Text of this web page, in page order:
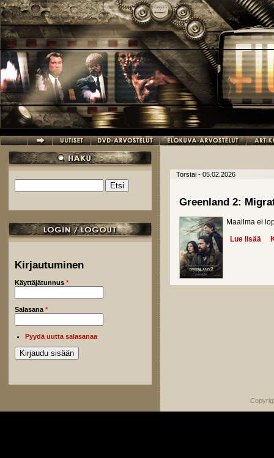
Hyppää pääsisältöön
Hakulomake
Kirjautuminen
Käyttäjätunnus *
Salasana *
Pyydä uutta salasanaa
Torstai - 05.02.2026
Greenland 2:
Maailma ei
Lue lisää